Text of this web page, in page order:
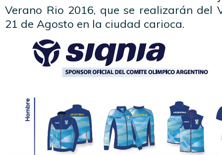
Verano Rio 2016, que se realizarán del
21 de Agosto en la ciudad carioca.